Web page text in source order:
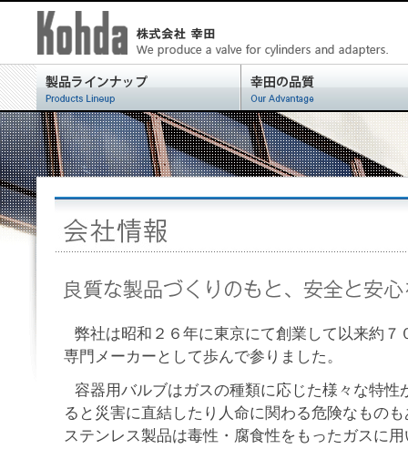
弊社は昭和２６年に東京にて創業して以来約７
専門メーカーとして歩んで参りました。
容器用バルブはガスの種類に応じた様々な特性
ると災害に直結したり人命に関わる危険なもの
ステンレス製品は毒性・腐食性をもったガスに